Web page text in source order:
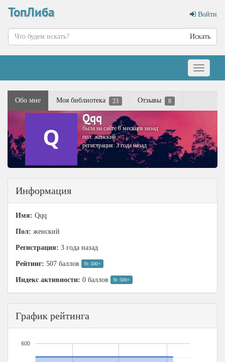
ТопЛиба Войти
Искать
Меню
Обо мне Моя библиотека 23 Отзывы 8
Qqq
была на сайте 8 месяцев назад
пол: женский
регистрация: 3 года назад
Информация
Имя: Qqq
Пол: женский
Регистрация: 3 года назад
Рейтинг: 507 баллов № 500+
Индекс активности: 0 баллов № 500+
График рейтинга
600